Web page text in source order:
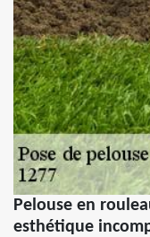
Pelouse en
esthétique